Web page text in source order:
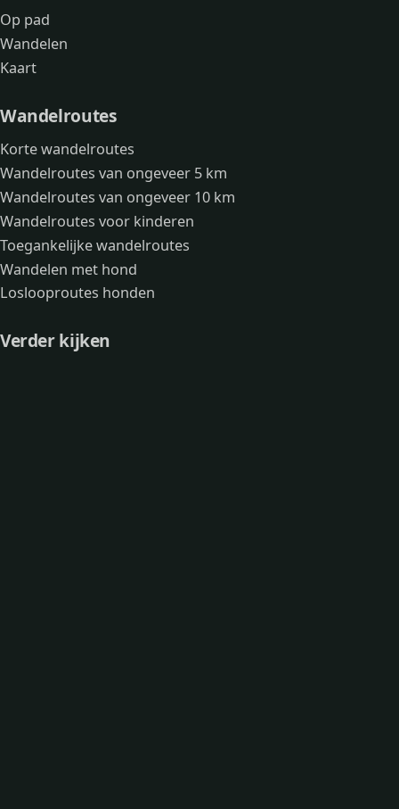
Op pad
Wandelen
Kaart
Wandelroutes
Korte wandelroutes
Wandelroutes van ongeveer 5 km
Wandelroutes van ongeveer 10 km
Wandelroutes voor kinderen
Toegankelijke wandelroutes
Wandelen met hond
Loslooproutes honden
Verder kijken